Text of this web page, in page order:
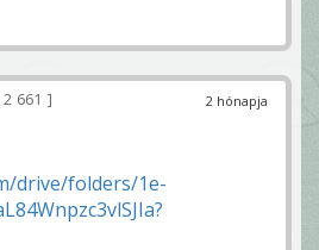
2 hónapja
2 661
drive/folders/1e-